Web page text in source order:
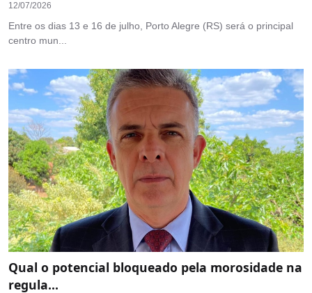
12/07/2026
Entre os dias 13 e 16 de julho, Porto Alegre (RS) será o principal
centro mun...
Qual o potencial bloqueado pela morosidade na
regula...